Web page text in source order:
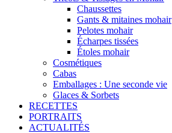
Chaussettes
Gants & mitaines mohair
Pelotes mohair
Écharpes tissées
Étoles mohair
Cosmétiques
Cabas
Emballages : Une seconde vie
Glaces & Sorbets
RECETTES
PORTRAITS
ACTUALITÉS